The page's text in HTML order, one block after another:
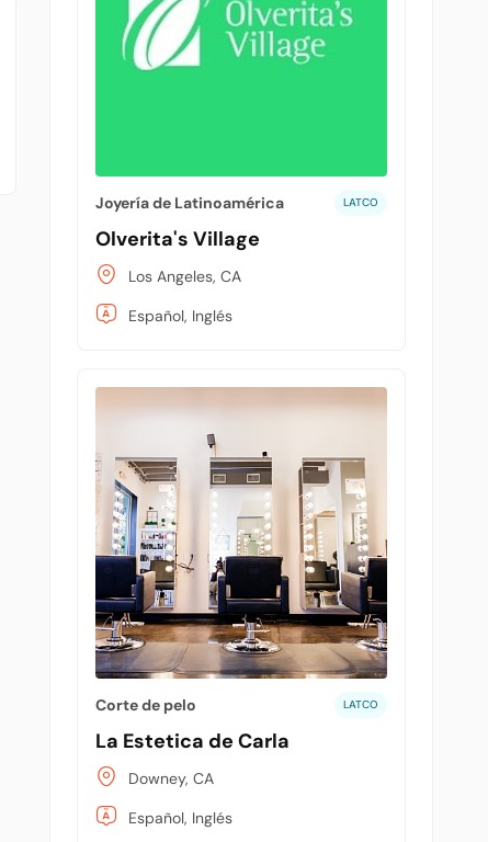
Joyería de Latinoamérica LATCO
Olverita's Village
Los Angeles, CA
Español, Inglés
Corte de pelo LATCO
La Estetica de Carla
Downey, CA
Español, Inglés